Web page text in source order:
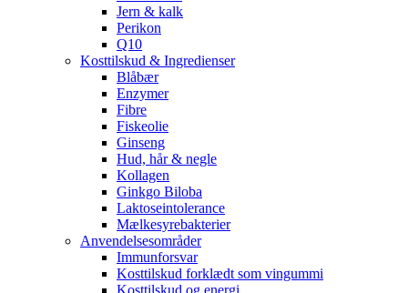
Jern & kalk
Perikon
Q10
Kosttilskud & Ingredienser
Blåbær
Enzymer
Fibre
Fiskeolie
Ginseng
Hud, hår & negle
Kollagen
Ginkgo Biloba
Laktoseintolerance
Mælkesyrebakterier
Anvendelsesområder
Immunforsvar
Kosttilskud forklædt som vingummi
Kosttilskud og energi